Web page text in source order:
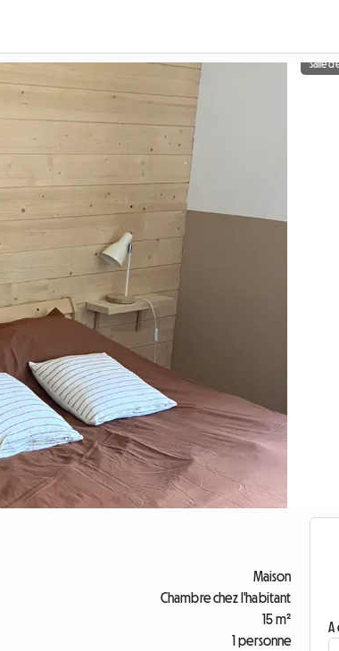
Salle
Maison
Chambre chez l'habitant
15 m²
1 personne
A